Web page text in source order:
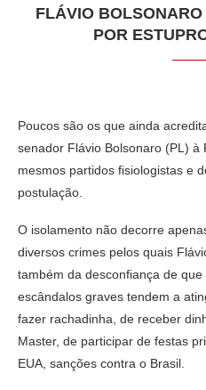
FLÁVIO
POR
Poucos são os que ainda
senador Flávio Bolsonaro (PL) à
mesmos partidos fisiologistas e
postulação.
O isolamento não decorre
diversos crimes pelos quais
também da desconfiança de
escândalos graves tendem a
fazer rachadinha, de receber
Master, de participar de festas
EUA, sanções contra o Brasil.